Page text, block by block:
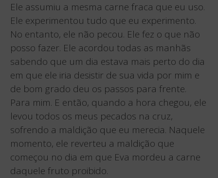
Ele assumiu a mesma carne fraca que eu uso.
Ele experimentou tudo que eu experimento.
No entanto, ele não pecou. Ele fez o que não
posso fazer. Ele acordou todas as manhãs
sabendo que um dia estava mais perto do dia
em que ele iria desistir de sua vida por mim e
de bom grado deu os passos para frente.
Para mim. E então, quando a hora chegou, ele
levou todos os meus pecados na cruz,
sofrendo a maldição que eu merecia. Naquele
momento, ele reverteu a maldição que
começou no dia em que Eva mordeu a carne
daquele fruto proibido.